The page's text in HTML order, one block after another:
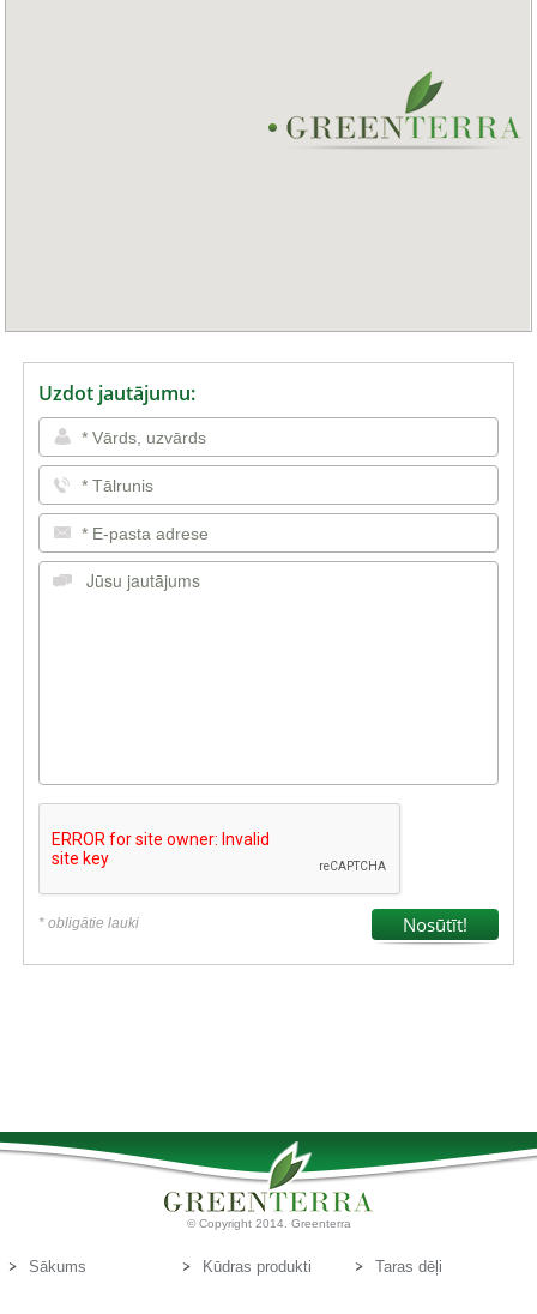
Uzdot jautājumu:
* obligātie lauki
© Copyright 2014. Greenterra
Sākums Kūdras produkti
Taras dēļi